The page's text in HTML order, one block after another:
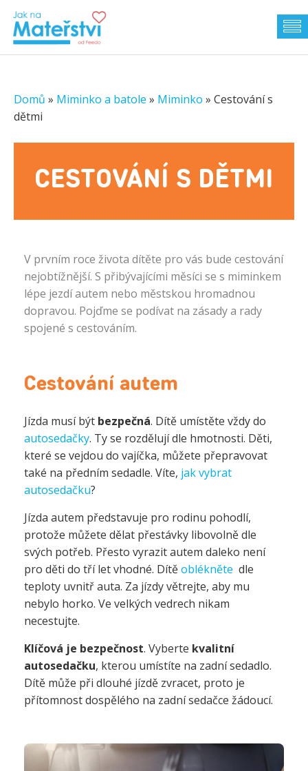
Domů » Miminko a batole » Miminko » Cestování s
dětmi
CESTOVÁNÍ S DĚTMI
V prvním roce života dítěte pro vás bude cestování
nejobtížnější. S přibývajícími měsíci se s miminkem
lépe jezdí autem nebo městskou hromadnou
dopravou. Pojďme se podívat na zásady a rady
spojené s cestováním.
Cestování autem
Jízda musí být bezpečná. Dítě umístěte vždy do
autosedačky. Ty se rozdělují dle hmotnosti. Děti,
které se vejdou do vajíčka, můžete přepravovat
také na předním sedadle. Víte, jak vybrat
autosedačku?
Jízda autem představuje pro rodinu pohodlí,
protože můžete dělat přestávky libovolně dle
svých potřeb. Přesto vyrazit autem daleko není
pro děti do tří let vhodné. Dítěoblékněte dle
teploty uvnitř auta. Za jízdy větrejte, aby mu
nebylo horko. Ve velkých vedrech nikam
necestujte.
Klíčová je bezpečnost. Vyberte kvalitní
autosedačku, kterou umístíte na zadní sedadlo.
Dítě může při dlouhé jízdě zvracet, proto je
přítomnost dospělého na zadní sedačce žádoucí.